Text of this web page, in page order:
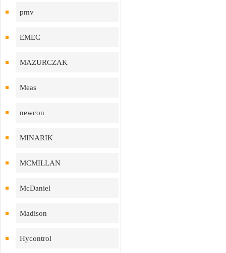
pmv
EMEC
MAZURCZAK
Meas
newcon
MINARIK
MCMILLAN
McDaniel
Madison
Hycontrol